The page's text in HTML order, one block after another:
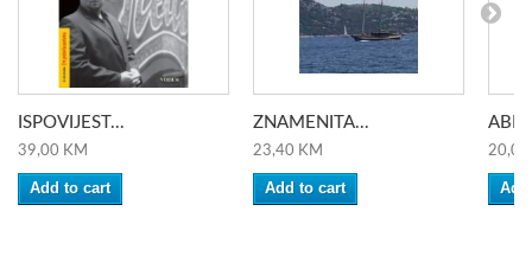
ISPOVIJEST...
39,00 KM
Add to cart
ZNAMENITA...
23,40 KM
Add to cart
20,00